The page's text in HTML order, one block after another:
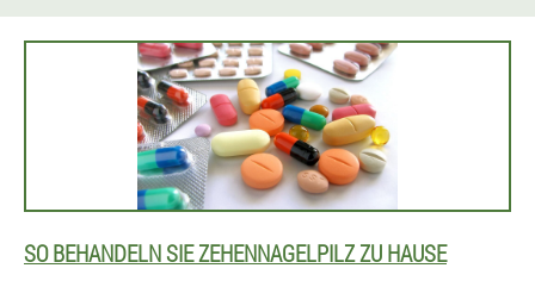
SO BEHANDELN SIE ZEHENNAGELPILZ ZU HAUSE